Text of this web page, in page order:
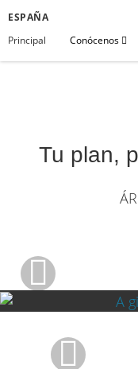
ESPAÑA
Principal
Conócenos
Tu plan,